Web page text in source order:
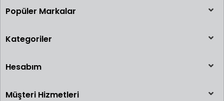
Popüler Markalar
Kategoriler
Hesabım
Müşteri Hizmetleri